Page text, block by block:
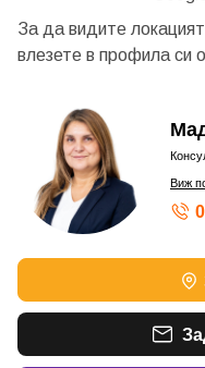
За да видите
влезете в профила си
Виж